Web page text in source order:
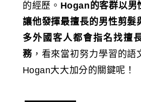
的經歷。 Hogan 的客群以男
讓他發揮最擅長的男性剪髮
多外國客人都會指名找擅
務，看來當初努力學習的語
Hogan大大加分的關鍵呢！